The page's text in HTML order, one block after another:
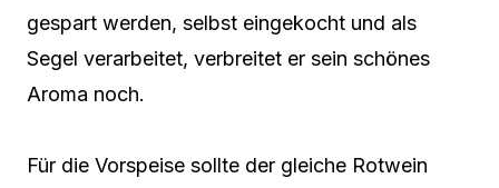
gespart werden, selbst eingekocht und als
Segel verarbeitet, verbreitet er sein schönes
Aroma noch.
Für die Vorspeise sollte der gleiche Rotwein